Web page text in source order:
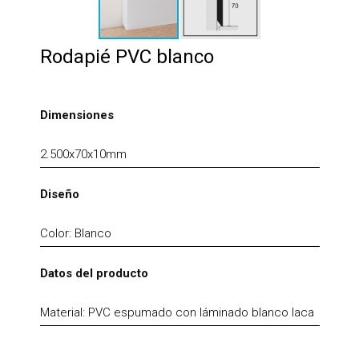
Rodapié PVC blanco
Dimensiones
2.500x70x10mm
Diseño
Color: Blanco
Datos del producto
Material: PVC espumado con láminado blanco laca